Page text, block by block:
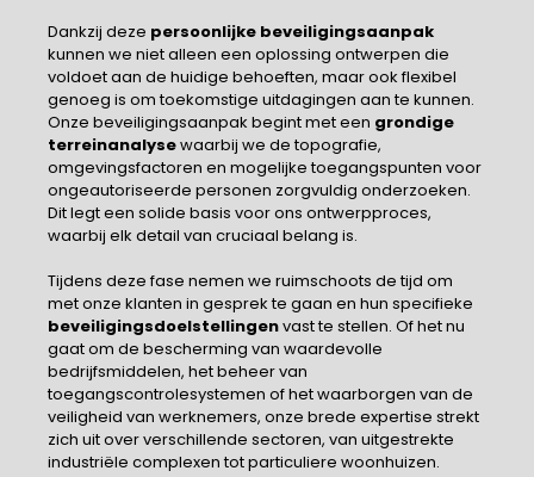
Dankzij deze persoonlijke beveiligingsaanpak
kunnen we niet alleen een oplossing ontwerpen die
voldoet aan de huidige behoeften, maar ook flexibel
genoeg is om toekomstige uitdagingen aan te kunnen.
Onze beveiligingsaanpak begint met een grondige
terreinanalysewaarbij we de topografie,
omgevingsfactoren en mogelijke toegangspunten voor
ongeautoriseerde personen zorgvuldig onderzoeken.
Dit legt een solide basis voor ons ontwerpproces,
waarbij elk detail van cruciaal belang is.
Tijdens deze fase nemen we ruimschoots de tijd om
met onze klanten in gesprek te gaan en hun specifieke
beveiligingsdoelstellingenvast te stellen. Of het nu
gaat om de bescherming van waardevolle
bedrijfsmiddelen, het beheer van
toegangscontrolesystemen of het waarborgen van de
veiligheid van werknemers, onze brede expertise strekt
zich uit over verschillende sectoren, van uitgestrekte
industriële complexen tot particuliere woonhuizen.